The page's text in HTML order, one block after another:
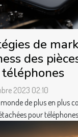
de
des
2023 02:10
de plus en plus
pour